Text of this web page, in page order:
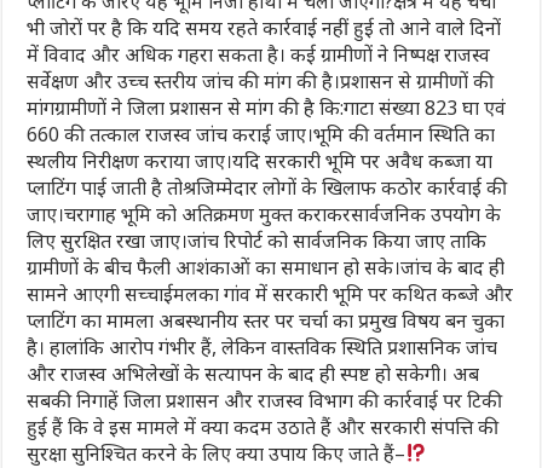
भी जोरों पर है कि यदि समय रहते कार्रवाई नहीं हुई तो आने वाले दिनों
में विवाद और अधिक गहरा सकता है। कई ग्रामीणों ने निष्पक्ष राजस्व
सर्वेक्षण और उच्च स्तरीय जांच की मांग की है।प्रशासन से ग्रामीणों की
मांगग्रामीणों ने जिला प्रशासन से मांग की है कि:गाटा संख्या 823 घा एवं
660 की तत्काल राजस्व जांच कराई जाए।भूमि की वर्तमान स्थिति का
स्थलीय निरीक्षण कराया जाए।यदि सरकारी भूमि पर अवैध कब्जा या
प्लाटिंग पाई जाती है तोश्रजिम्मेदार लोगों के खिलाफ कठोर कार्रवाई की
जाए।चरागाह भूमि को अतिक्रमण मुक्त कराकरसार्वजनिक उपयोग के
लिए सुरक्षित रखा जाए।जांच रिपोर्ट को सार्वजनिक किया जाए ताकि
ग्रामीणों के बीच फैली आशंकाओं का समाधान हो सके।जांच के बाद ही
सामने आएगी सच्चाईमलका गांव में सरकारी भूमि पर कथित कब्जे और
प्लाटिंग का मामला अबस्थानीय स्तर पर चर्चा का प्रमुख विषय बन चुका
है। हालांकि आरोप गंभीर हैं, लेकिन वास्तविक स्थिति प्रशासनिक जांच
और राजस्व अभिलेखों के सत्यापन के बाद ही स्पष्ट हो सकेगी। अब
सबकी निगाहें जिला प्रशासन और राजस्व विभाग की कार्रवाई पर टिकी
हुई हैं कि वे इस मामले में क्या कदम उठाते हैं और सरकारी संपत्ति की
सुरक्षा सुनिश्चित करने के लिए क्या उपाय किए जाते हैं–